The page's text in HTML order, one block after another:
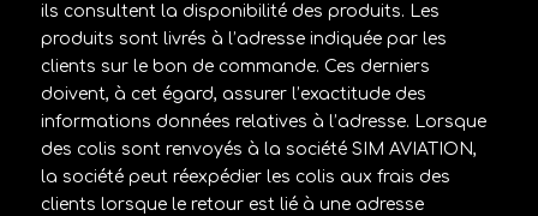
ils consultent la disponibilité des produits. Les
produits sont livrés à l’adresse indiquée par les
clients sur le bon de commande. Ces derniers
doivent, à cet égard, assurer l’exactitude des
informations données relatives à l’adresse. Lorsque
des colis sont renvoyés à la société SIM AVIATION,
la société peut réexpédier les colis aux frais des
clients lorsque le retour est lié à une adresse